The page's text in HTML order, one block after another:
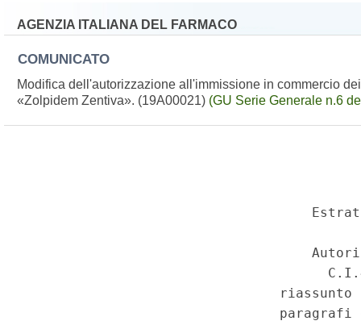
AGENZIA ITALIANA DEL FARMACO
COMUNICATO
Modifica dell'autorizzazione all'immissione in commercio
«Zolpidem Zentiva». (19A00021) (GU Serie Generale n.6